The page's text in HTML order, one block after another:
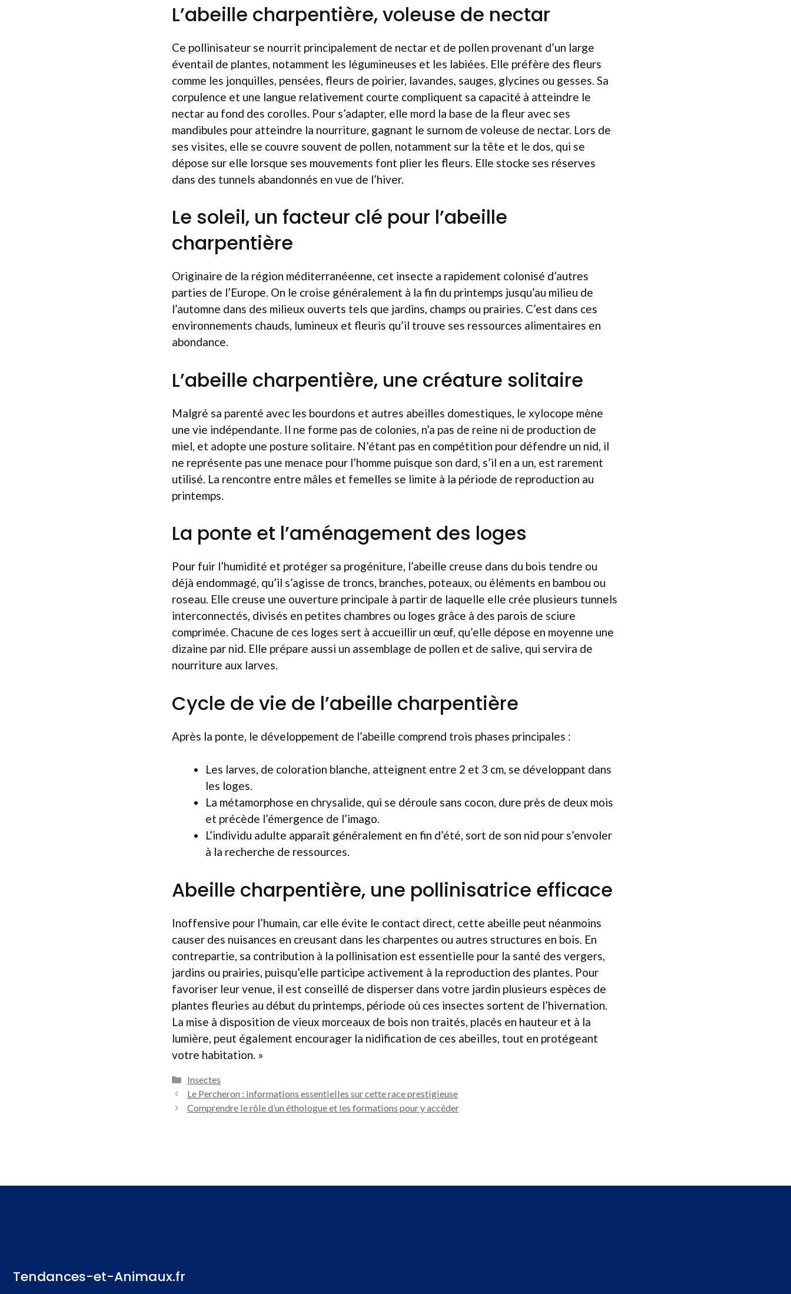
L’abeille charpentière, voleuse de nectar
Ce pollinisateur se nourrit principalement de nectar et de pollen provenant d’un large
éventail de plantes, notamment les légumineuses et les labiées. Elle préfère des fleurs
comme les jonquilles, pensées, fleurs de poirier, lavandes, sauges, glycines ou gesses. Sa
corpulence et une langue relativement courte compliquent sa capacité à atteindre le
nectar au fond des corolles. Pour s’adapter, elle mord la base de la fleur avec ses
mandibules pour atteindre la nourriture, gagnant le surnom de voleuse de nectar. Lors de
ses visites, elle se couvre souvent de pollen, notamment sur la tête et le dos, qui se
dépose sur elle lorsque ses mouvements font plier les fleurs. Elle stocke ses réserves
dans des tunnels abandonnés en vue de l’hiver.
Le soleil, un facteur clé pour l’abeille
charpentière
Originaire de la région méditerranéenne, cet insecte a rapidement colonisé d’autres
parties de l’Europe. On le croise généralement à la fin du printemps jusqu’au milieu de
l’automne dans des milieux ouverts tels que jardins, champs ou prairies. C’est dans ces
environnements chauds, lumineux et fleuris qu’il trouve ses ressources alimentaires en
abondance.
L’abeille charpentière, une créature solitaire
Malgré sa parenté avec les bourdons et autres abeilles domestiques, le xylocope mène
une vie indépendante. Il ne forme pas de colonies, n’a pas de reine ni de production de
miel, et adopte une posture solitaire. N’étant pas en compétition pour défendre un nid, il
ne représente pas une menace pour l’homme puisque son dard, s’il en a un, est rarement
utilisé. La rencontre entre mâles et femelles se limite à la période de reproduction au
printemps.
La ponte et l’aménagement des loges
Pour fuir l’humidité et protéger sa progéniture, l’abeille creuse dans du bois tendre ou
déjà endommagé, qu’il s’agisse de troncs, branches, poteaux, ou éléments en bambou ou
roseau. Elle creuse une ouverture principale à partir de laquelle elle crée plusieurs tunnels
interconnectés, divisés en petites chambres ou loges grâce à des parois de sciure
comprimée. Chacune de ces loges sert à accueillir un œuf, qu’elle dépose en moyenne une
dizaine par nid. Elle prépare aussi un assemblage de pollen et de salive, qui servira de
nourriture aux larves.
Cycle de vie de l’abeille charpentière
Après la ponte, le développement de l’abeille comprend trois phases principales :
Les larves, de coloration blanche, atteignent entre 2 et 3 cm, se développant dans
les loges.
La métamorphose en chrysalide, qui se déroule sans cocon, dure près de deux mois
et précède l’émergence de l’imago.
L’individu adulte apparaît généralement en fin d’été, sort de son nid pour s’envoler
à la recherche de ressources.
Abeille charpentière, une pollinisatrice efficace
Inoffensive pour l’humain, car elle évite le contact direct, cette abeille peut néanmoins
causer des nuisances en creusant dans les charpentes ou autres structures en bois. En
contrepartie, sa contribution à la pollinisation est essentielle pour la santé des vergers,
jardins ou prairies, puisqu’elle participe activement à la reproduction des plantes. Pour
favoriser leur venue, il est conseillé de disperser dans votre jardin plusieurs espèces de
plantes fleuries au début du printemps, période où ces insectes sortent de l’hivernation.
La mise à disposition de vieux morceaux de bois non traités, placés en hauteur et à la
lumière, peut également encourager la nidification de ces abeilles, tout en protégeant
votre habitation. »
Catégories
Insectes
Le Percheron : informations essentielles sur cette race prestigieuse
Comprendre le rôle d’un éthologue et les formations pour y accéder
Tendances-et-Animaux.fr